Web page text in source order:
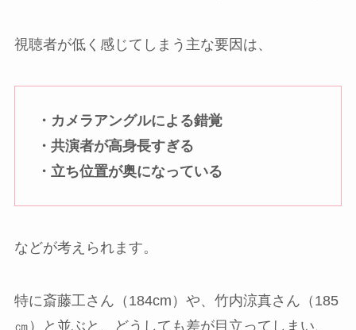
視聴者が低く感じてしまう主な要因は、
・カメラアングルによる錯覚
・共演者が高身長すぎる
・立ち位置が奥になっている
などが考えられます。
特に斎藤工さん（184cm）や、竹内涼真さん（185
㎝）と並ぶと、どうしても差が目立ってしまい、